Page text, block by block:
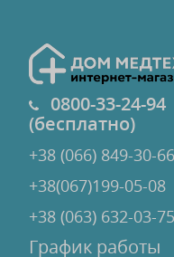
0800-33-24-94
(бесплатно)
+38 (066) 849-30-66
+38(067)199-05-08
+38 (063) 632-03-75
График работы